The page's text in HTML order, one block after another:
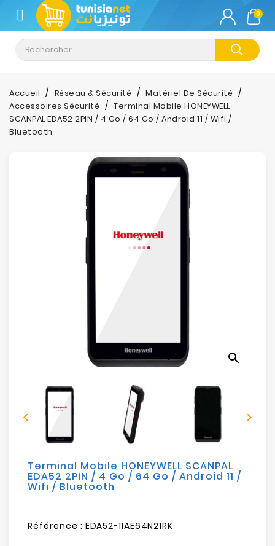
CATÉGORIE
Climatisation
Informatique
Téléphonie
&
Mobilités
0
Accueil Réseau & Sécurité
Matériel De Sécurité
Accessoires Sécurité
Terminal Mobile HONEYWELL
SCANPAL EDA52 2PIN / 4 Go / 64 Go / Android 11 / Wifi /
Bluetooth
search
 
Terminal Mobile HONEYWELL SCANPAL
EDA52 2PIN / 4 Go / 64 Go / Android 11 /
Wifi / Bluetooth
Référence : EDA52-11AE64N21RK